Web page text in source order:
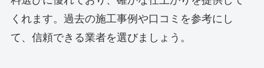
くれます。過去の施工事例や口コミを参考にし
て、信頼できる業者を選びましょう。